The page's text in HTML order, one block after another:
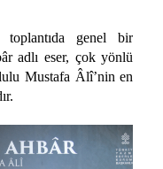
toplantıda genel bir
adlı eser, çok yönlü
Mustafa Âlî’nin en